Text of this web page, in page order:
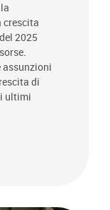
crescita
2025
assunzioni
di
ultimi